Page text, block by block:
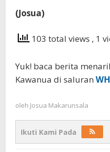
(Josua)
103 total views , 1
Yuk! baca berita
Kawanua di saluran
oleh Josua Makarunsala
Ikuti Kami Pada